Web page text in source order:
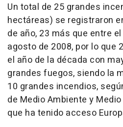
Un total de 25 grandes
hectáreas) se registraron
de año, 23 más que entre
agosto de 2008, por lo que
el año de la década con
grandes fuegos, siendo la
10 grandes incendios,
de Medio Ambiente y
que ha tenido acceso